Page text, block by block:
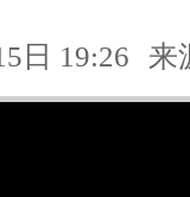
日 19:26 来